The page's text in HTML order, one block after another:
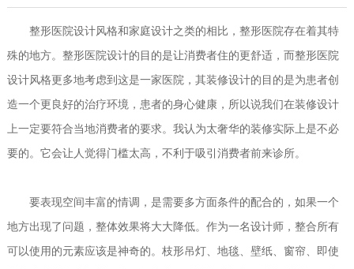
整形医院设计风格和家庭设计之类的相比，整形医院存在着其特
殊的地方。整形医院设计的目的是让消费者住的更舒适，而整形医院
设计风格更多地考虑到这是一家医院，其装修设计的目的是为患者创
造一个更良好的治疗环境，患者的身心健康，所以说我们在装修设计
上一定要符合当地消费者的要求。我认为太奢华的装修实际上是不必
要的。它会让人觉得门槛太高，不利于吸引消费者前来诊所。
要表现空间丰富的情调，是需要多方面条件的配合的，如果一个
地方出现了问题，整体效果将大大降低。作为一名设计师，整合所有
可以使用的元素应该是神奇的。枝形吊灯、地毯、壁纸、窗帘、即使